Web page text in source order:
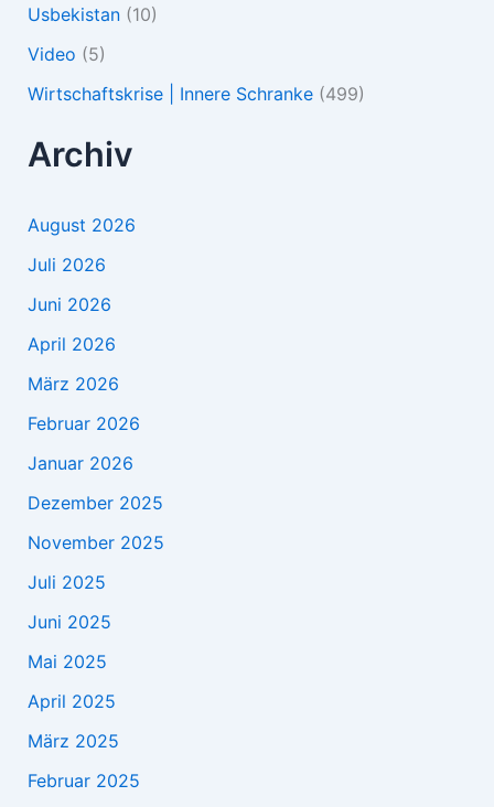
Usbekistan(10)
Video (5)
Wirtschaftskrise | Innere Schranke(499)
Archiv
August 2026
Juli 2026
Juni 2026
April 2026
März 2026
Februar 2026
Januar 2026
Dezember 2025
November 2025
Juli 2025
Juni 2025
Mai 2025
April 2025
März 2025
Februar 2025